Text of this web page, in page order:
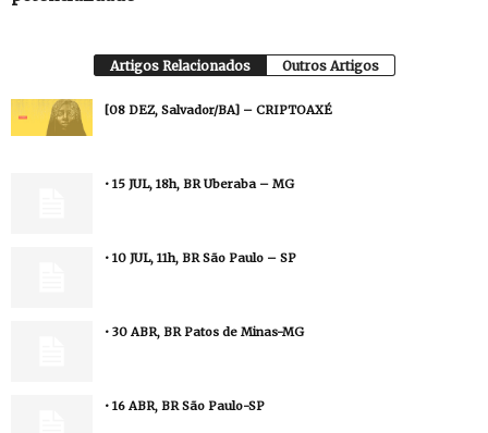
Artigos Relacionados Outros Artigos
[08 DEZ, Salvador/BA] – CRIPTOAXÉ
• 15 JUL, 18h, BR Uberaba – MG
• 10 JUL, 11h, BR São Paulo – SP
• 30 ABR, BR Patos de Minas-MG
• 16 ABR, BR São Paulo-SP